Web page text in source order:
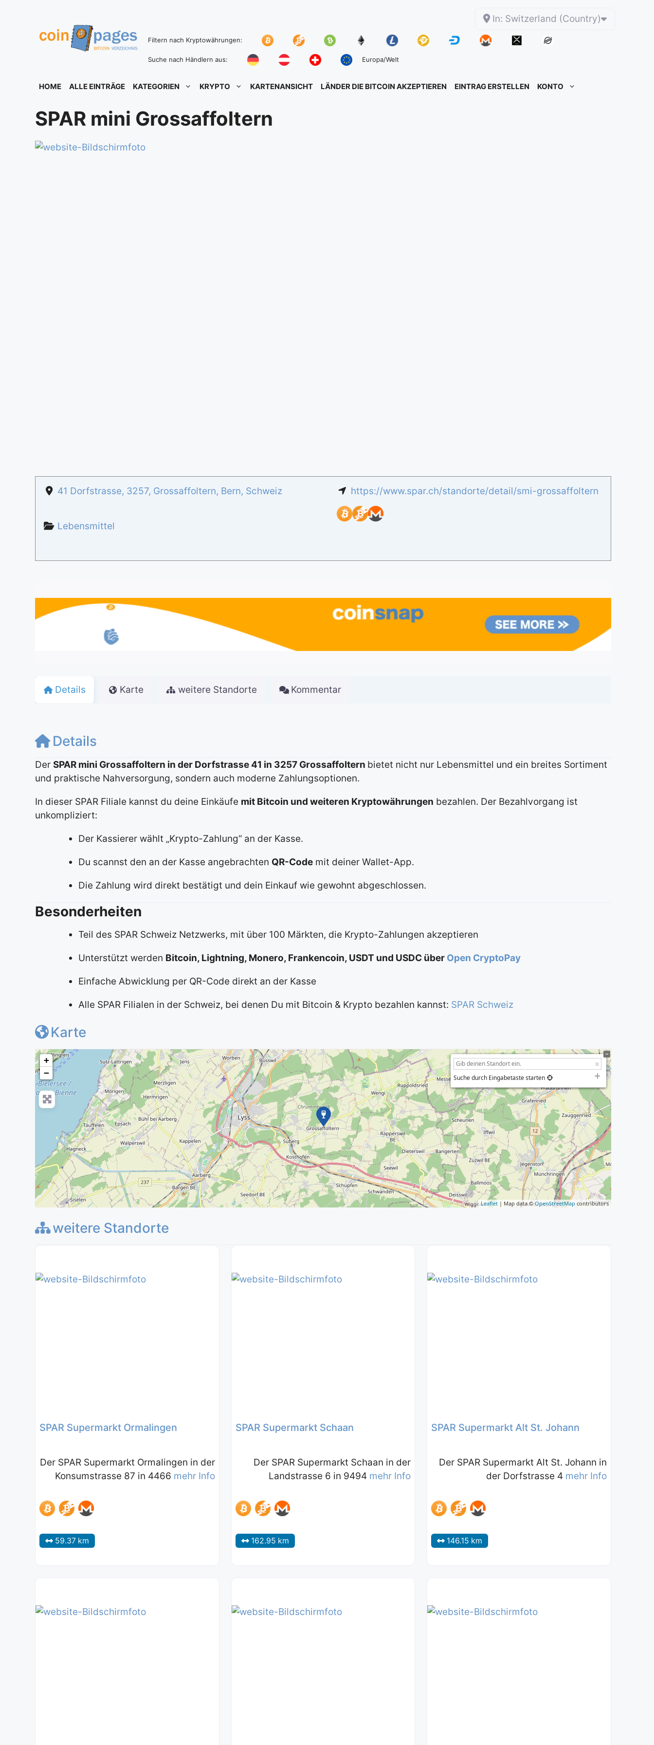
In: Switzerland (Country)
Filtern nach Kryptowährungen:
Suche nach Händlern aus: Europa/Welt
HOME ALLE EINTRÄGE KATEGORIEN KRYPTO KARTENANSICHT LÄNDER DIE BITCOIN AKZEPTIEREN EINTRAG ERSTELLEN KONTO
SPAR mini Grossaffoltern
41 Dorfstrasse, 3257, Grossaffoltern, Bern, Schweiz
Lebensmittel
https://www.spar.ch/standorte/detail/smi-grossaffoltern
Details Karte weitere Standorte Kommentar
Details
Der SPAR mini Grossaffoltern in der Dorfstrasse 41 in 3257 Grossaffoltern bietet nicht nur Lebensmittel und ein breites Sortiment
und praktische Nahversorgung, sondern auch moderne Zahlungsoptionen.
In dieser SPAR Filiale kannst du deine Einkäufe mit Bitcoin und weiteren Kryptowährungen bezahlen. Der Bezahlvorgang ist
unkompliziert:
Der Kassierer wählt „Krypto-Zahlung“ an der Kasse.
Du scannst den an der Kasse angebrachten QR-Code mit deiner Wallet-App.
Die Zahlung wird direkt bestätigt und dein Einkauf wie gewohnt abgeschlossen.
Besonderheiten
Teil des SPAR Schweiz Netzwerks, mit über 100 Märkten, die Krypto-Zahlungen akzeptieren
Unterstützt werden Bitcoin, Lightning, Monero, Frankencoin, USDT und USDC über Open CryptoPay
Einfache Abwicklung per QR-Code direkt an der Kasse
Alle SPAR Filialen in der Schweiz, bei denen Du mit Bitcoin & Krypto bezahlen kannst: SPAR Schweiz
Karte
+
−
Suche durch Eingabetaste starten
Leaflet | Map data ©OpenStreetMap contributors
weitere Standorte
SPAR Supermarkt Ormalingen
Der SPAR Supermarkt Ormalingen in der
Konsumstrasse 87 in 4466 mehr Info
59.37 km
SPAR Supermarkt Schaan
Der SPAR Supermarkt Schaan in der
Landstrasse 6 in 9494 mehr Info
162.95 km
SPAR Supermarkt Alt St. Johann
Der SPAR Supermarkt Alt St. Johann in
der Dorfstrasse 4 mehr Info
146.15 km